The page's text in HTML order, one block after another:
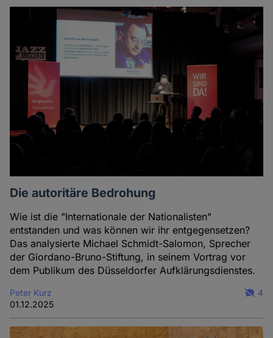
Die autoritäre Bedrohung
Wie ist die "Internationale der Nationalisten"
entstanden und was können wir ihr entgegensetzen?
Das analysierte Michael Schmidt-Salomon, Sprecher
der Giordano-Bruno-Stiftung, in seinem Vortrag vor
dem Publikum des Düsseldorfer Aufklärungsdienstes.
Peter Kurz
01.12.2025
4